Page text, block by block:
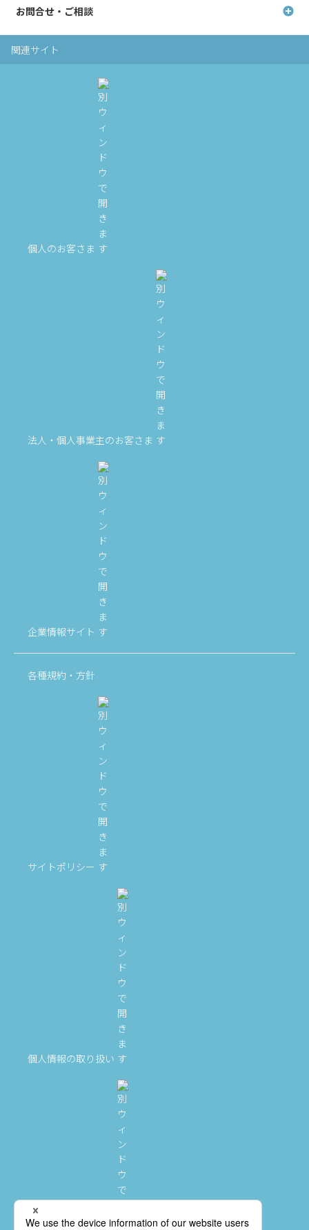
お問合せ・ご相談
関連サイト
個人のお客さま
法人・個人事業主のお客さま
企業情報サイト
各種規約・方針
サイトポリシー
個人情報の取り扱い